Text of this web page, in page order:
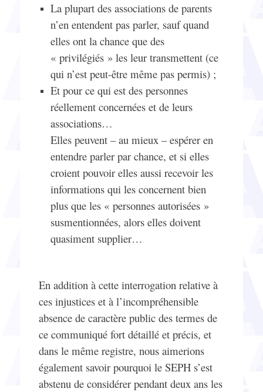
La plupart des associations de parents
n’en entendent pas parler, sauf quand
elles ont la chance que des
« privilégiés » les leur transmettent (ce
qui n’est peut-être même pas permis) ;
Et pour ce qui est des personnes
réellement concernées et de leurs
associations…
Elles peuvent – au mieux – espérer en
entendre parler par chance, et si elles
croient pouvoir elles aussi recevoir les
informations qui les concernent bien
plus que les « personnes autorisées »
susmentionnées, alors elles doivent
quasiment supplier…
En addition à cette interrogation relative à
ces injustices et à l’incompréhensible
absence de caractère public des termes de
ce communiqué fort détaillé et précis, et
dans le même registre, nous aimerions
également savoir pourquoi le SEPH s’est
abstenu de considérer pendant deux ans les